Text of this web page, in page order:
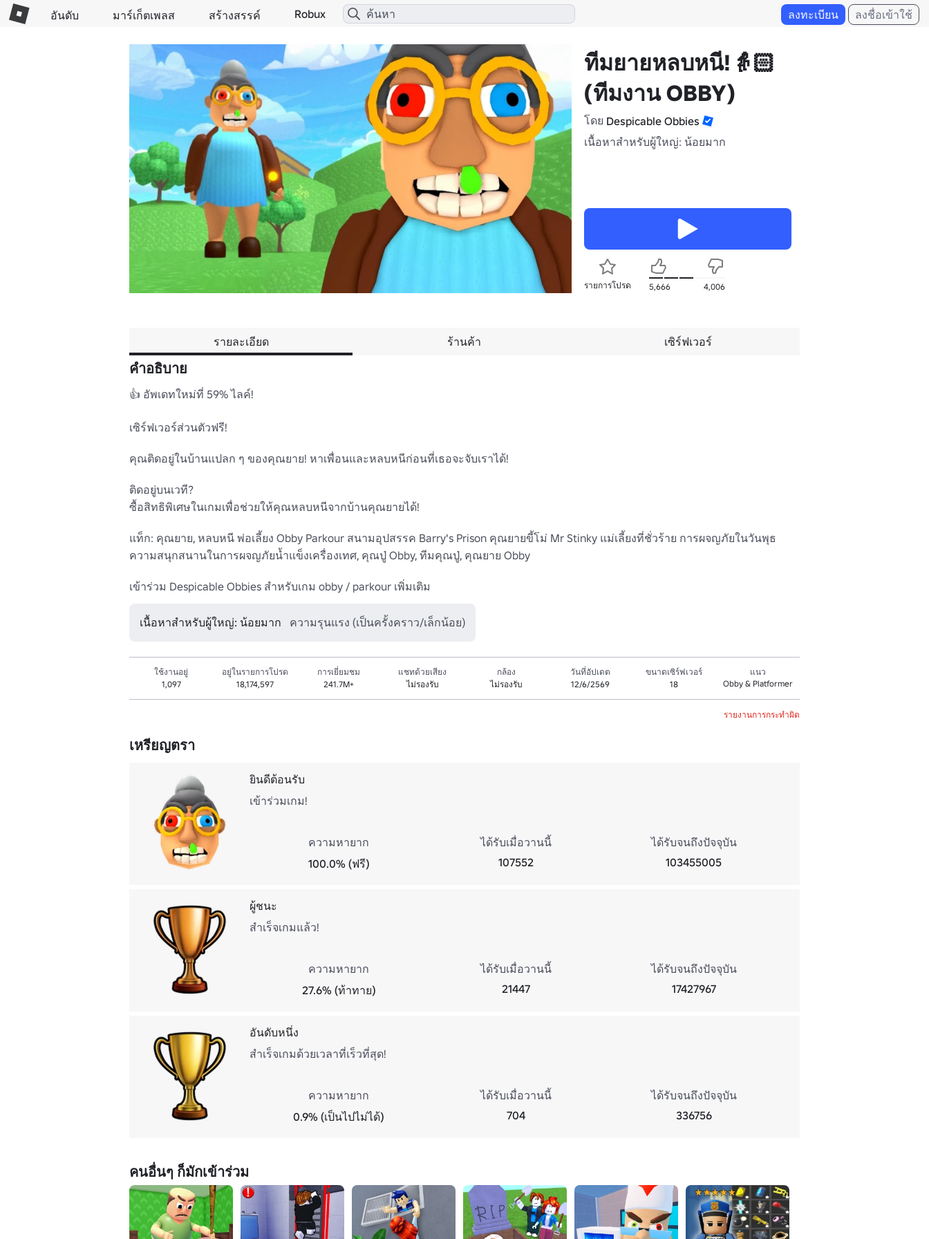
อันดับ มาร์เก็ตเพลส สร้างสรรค์ Robux ลงทะเบียน ลงชื่อเข้าใช้
ทีมยายหลบหนี!👵🏻
(ทีมงาน OBBY)
โดย Despicable Obbies
เนื้อหาสำหรับผู้ใหญ่: น้อยมาก
รายการโปรด 5,666 4,006
รายละเอียด ร้านค้า เซิร์ฟเวอร์
คำอธิบาย
👍 อัพเดทใหม่ที่ 59% ไลค์!
เซิร์ฟเวอร์ส่วนตัวฟรี!
คุณติดอยู่ในบ้านแปลก ๆ ของคุณยาย! หาเพื่อนและหลบหนีก่อนที่เธอจะจับเราได้!
ติดอยู่บนเวที?
ซื้อสิทธิพิเศษในเกมเพื่อช่วยให้คุณหลบหนีจากบ้านคุณยายได้!
แท็ก: คุณยาย, หลบหนี พ่อเลี้ยง Obby Parkour สนามอุปสรรค Barry's Prison คุณยายขี้โม่ Mr Stinky แม่เลี้ยงที่ชั่วร้าย การผจญภัยในวันพุธ
ความสนุกสนานในการผจญภัยน้ำแข็งเครื่องเทศ, คุณปู่ Obby, ทีมคุณปู่, คุณยาย Obby
เข้าร่วม Despicable Obbies สำหรับเกม obby / parkour เพิ่มเติม
เนื้อหาสำหรับผู้ใหญ่: น้อยมาก ความรุนแรง (เป็นครั้งคราว/เล็กน้อย)
ใช้งานอยู่
1,097
อยู่ในรายการโปรด
18,174,597
การเยี่ยมชม
241.7M+
แชทด้วยเสียง
ไม่รองรับ
กล้อง
ไม่รองรับ
วันที่อัปเดต
12/6/2569
ขนาดเซิร์ฟเวอร์
18
แนว
Obby & Platformer
รายงานการกระทำผิด
เหรียญตรา
ยินดีต้อนรับ
เข้าร่วมเกม!
ความหายาก
100.0% (ฟรี)
ได้รับเมื่อวานนี้
107552
ได้รับจนถึงปัจจุบัน
103455005
ผู้ชนะ
สําเร็จเกมแล้ว!
ความหายาก
27.6% (ท้าทาย)
ได้รับเมื่อวานนี้
21447
ได้รับจนถึงปัจจุบัน
17427967
อันดับหนึ่ง
สําเร็จเกมด้วยเวลาที่เร็วที่สุด!
ความหายาก
0.9% (เป็นไปไม่ได้)
ได้รับเมื่อวานนี้
704
ได้รับจนถึงปัจจุบัน
336756
คนอื่นๆ ก็มักเข้าร่วม